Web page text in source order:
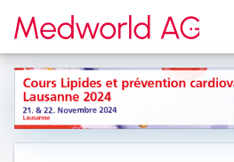
Vers la page d'accueil